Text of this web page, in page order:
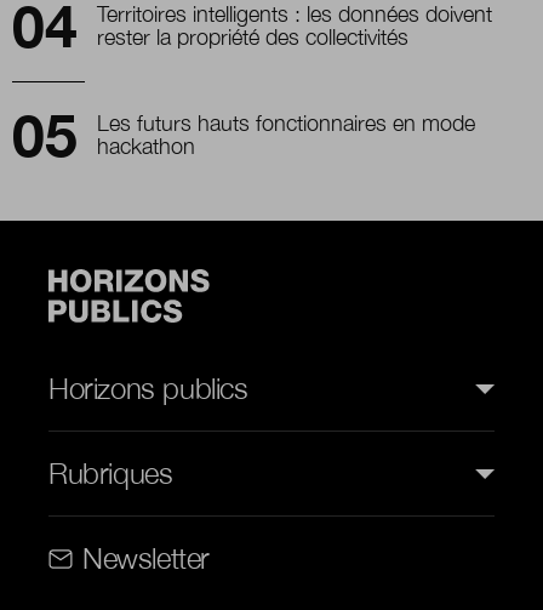
Territoires intelligents : les données doivent
rester la propriété des collectivités
Les futurs hauts fonctionnaires en mode
hackathon
Horizons publics
Rubriques
Newsletter